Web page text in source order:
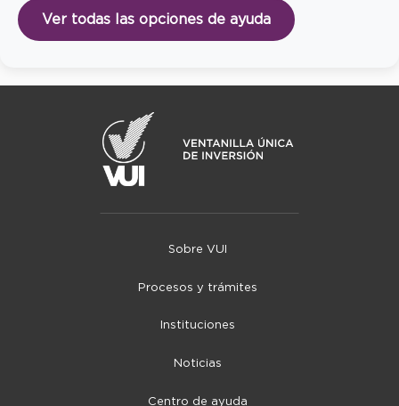
Ver todas las opciones de ayuda
Sobre VUI
Procesos y trámites
Instituciones
Noticias
Centro de ayuda